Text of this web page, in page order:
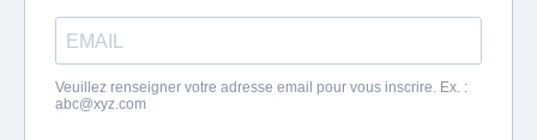
Veuillez renseigner votre adresse email pour vous inscrire. Ex. :
abc@xyz.com